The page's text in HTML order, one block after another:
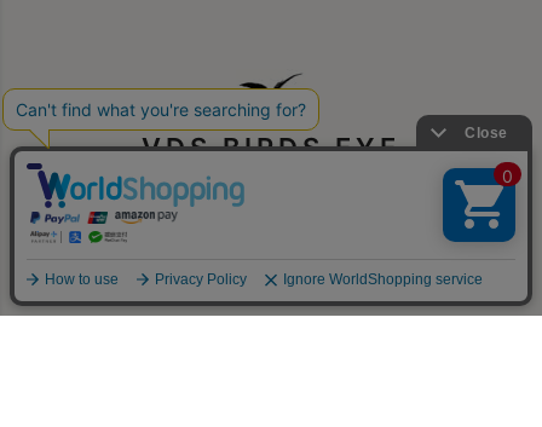
VDS BIRDS EYE
旅と日常をつなぐ視点で、
アイテムをお届けします。
↑
PAGE TOP